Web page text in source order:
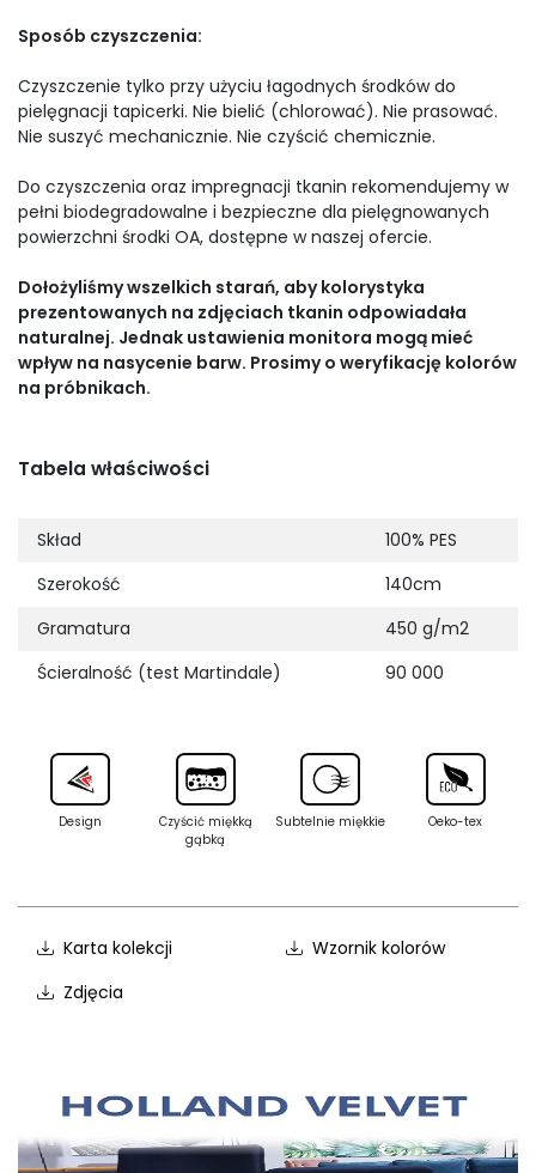
Sposób czyszczenia:
Czyszczenie tylko przy użyciu łagodnych środków do
pielęgnacji tapicerki. Nie bielić (chlorować). Nie prasować.
Nie suszyć mechanicznie. Nie czyścić chemicznie.
Do czyszczenia oraz impregnacji tkanin rekomendujemy w
pełni biodegradowalne i bezpieczne dla pielęgnowanych
powierzchni środki OA, dostępne w naszej ofercie.
Dołożyliśmy wszelkich starań, aby kolorystyka
prezentowanych na zdjęciach tkanin odpowiadała
naturalnej. Jednak ustawienia monitora mogą mieć
wpływ na nasycenie barw. Prosimy o weryfikację kolorów
na próbnikach.
Tabela właściwości
Skład
100% PES
Szerokość
140cm
Gramatura
450 g/m2
Ścieralność (test Martindale)
90 000
Design
Czyścić miękką
gąbką
Subtelnie miękkie Oeko-tex
Karta kolekcji
Wzornik kolorów
Zdjęcia